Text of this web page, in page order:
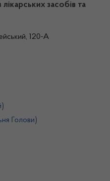
засобів та
120-А
Голови)